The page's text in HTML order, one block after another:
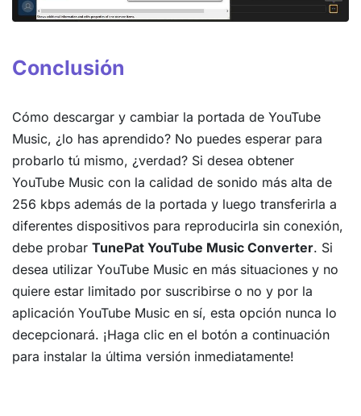
Conclusión
Cómo descargar y cambiar la portada de YouTube
Music, ¿lo has aprendido? No puedes esperar para
probarlo tú mismo, ¿verdad? Si desea obtener
YouTube Music con la calidad de sonido más alta de
256 kbps además de la portada y luego transferirla a
diferentes dispositivos para reproducirla sin conexión,
debe probar TunePat YouTube Music Converter. Si
desea utilizar YouTube Music en más situaciones y no
quiere estar limitado por suscribirse o no y por la
aplicación YouTube Music en sí, esta opción nunca lo
decepcionará. ¡Haga clic en el botón a continuación
para instalar la última versión inmediatamente!